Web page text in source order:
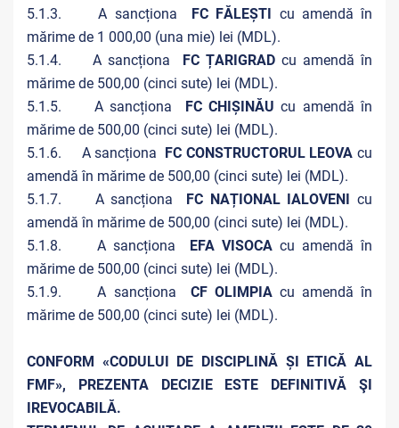
5.1.3. A sancționa
FC FĂLEȘTI cu amendă în
mărime de 1 000,00 (una mie) lei (MDL).
5.1.4. A sancționa
FC ȚARIGRAD cu amendă în
mărime de 500,00 (cinci sute) lei (MDL).
5.1.5. A sancționa
FC CHIȘINĂUcu amendă în
mărime de 500,00 (cinci sute) lei (MDL).
5.1.6. A sancționa FC CONSTRUCTORUL LEOVAcu
amendă în mărime de 500,00 (cinci sute) lei (MDL).
5.1.7. A sancționa
FC NAȚIONAL IALOVENIcu
amendă în mărime de 500,00 (cinci sute) lei (MDL).
5.1.8. A sancționa
EFA VISOCA cu amendă în
mărime de 500,00 (cinci sute) lei (MDL).
5.1.9. A sancționa
CF OLIMPIA cu amendă în
mărime de 500,00 (cinci sute) lei (MDL).
CONFORM «CODULUI DE DISCIPLINĂ ȘI ETICĂ AL
FMF», PREZENTA DECIZIE ESTE DEFINITIVĂ ŞI
IREVOCABILĂ.